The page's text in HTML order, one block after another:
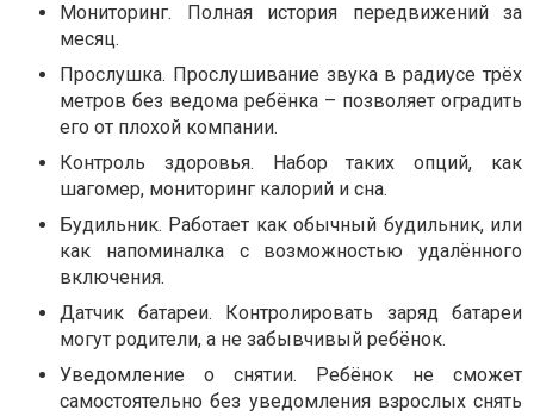
Мониторинг. Полная история передвижений за
месяц.
Прослушка. Прослушивание звука в радиусе трёх
метров без ведома ребёнка – позволяет оградить
его от плохой компании.
Контроль здоровья. Набор таких опций, как
шагомер, мониторинг калорий и сна.
Будильник. Работает как обычный будильник, или
как напоминалка с возможностью удалённого
включения.
Датчик батареи. Контролировать заряд батареи
могут родители, а не забывчивый ребёнок.
Уведомление о снятии. Ребёнок не сможет
самостоятельно без уведомления взрослых снять